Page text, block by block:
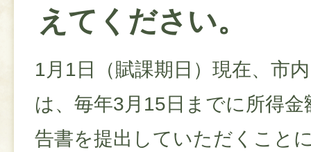
えてください。
1月1日（賦課期日）現在、市
は、毎年3月15日までに所得
告書を提出していただくこと